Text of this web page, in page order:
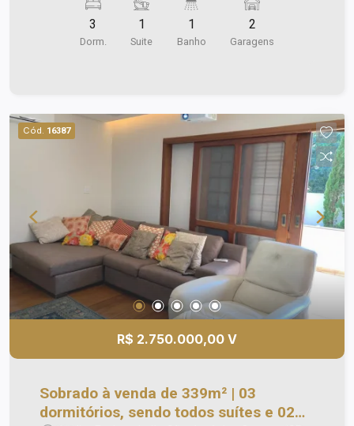
Banheiro social; - Sala ampla; - Cozinha arejada; -
Quintal; - 02 vagas de garagem. *Quintal bem
espaçoso, não tem área gourmet, mas espaço
área externa ainda precisa reformar.
3
Dorm.
1
Suite
1
Banho
2
Garagens
Cód. 16387
R$ 2.750.000,00 V
Sobrado à venda de 339m² | 03
dormitórios, sendo todos suítes e 02